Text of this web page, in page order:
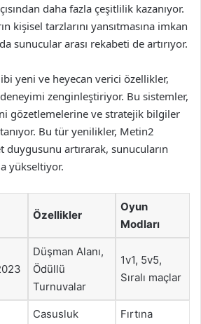
daha fazla çeşitlilik kazanıyor.
kişisel tarzlarını yansıtmasına imkan
sunucular arası rekabeti de artırıyor.
yeni ve heyecan verici özellikler,
zenginleştiriyor. Bu sistemler,
gözetlemelerine ve stratejik bilgiler
Bu tür yenilikler, Metin2
duygusunu artırarak, sunucuların
yükseltiyor.
Özellikler
Oyun
Modları
Düşman Alanı,
Ödüllü
Turnuvalar
1v1, 5v5,
Sıralı maçlar
Casusluk
Fırtına